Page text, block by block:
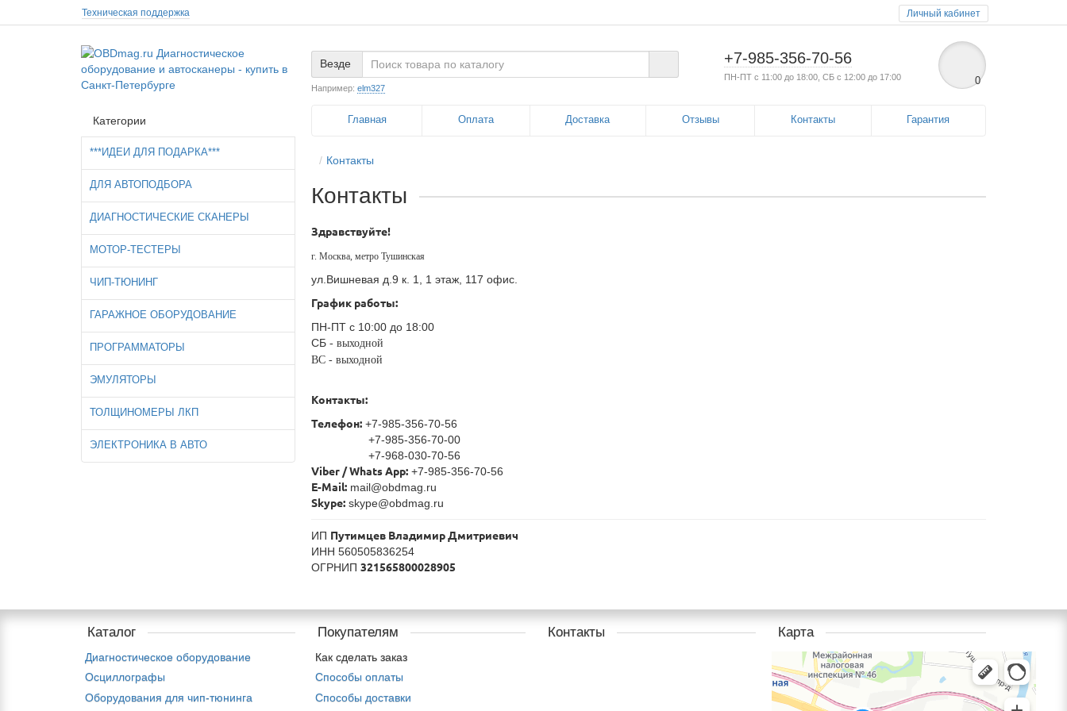
Личный кабинет
Техническая поддержка
+7-985-356-70-56
ПН-ПТ с 11:00 до 18:00, СБ с 12:00 до 17:00 0
Везде
Например: elm327
Главная Оплата Доставка Отзывы Контакты Гарантия
Категории
***ИДЕИ ДЛЯ ПОДАРКА***
ДЛЯ АВТОПОДБОРА
ДИАГНОСТИЧЕСКИЕ СКАНЕРЫ
МОТОР-ТЕСТЕРЫ
ЧИП-ТЮНИНГ
ГАРАЖНОЕ ОБОРУДОВАНИЕ
ПРОГРАММАТОРЫ
ЭМУЛЯТОРЫ
ТОЛЩИНОМЕРЫ ЛКП
ЭЛЕКТРОНИКА В АВТО
Контакты
Контакты
Здравствуйте!
г. Москва, метро Тушинская
ул.Вишневая д.9 к. 1, 1 этаж, 117 офис.
График работы:
ПН-ПТ с 10:00 до 18:00
СБ - выходной
ВС - выходной
Контакты:
Телефон: +7-985-356-70-56
+7-985-356-70-00
+7-968-030-70-56
Viber / Whats App: +7-985-356-70-56
E-Mail: mail@obdmag.ru
Skype: skype@obdmag.ru
ИП Путимцев Владимир Дмитриевич
ИНН 560505836254
ОГРНИП 321565800028905
Каталог
Диагностическое оборудование
Осциллографы
Оборудования для чип-тюнинга
Покупателям
Как сделать заказ
Способы оплаты
Способы доставки
Контакты Карта